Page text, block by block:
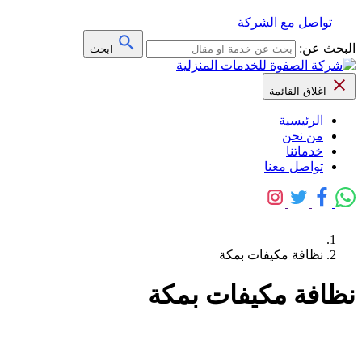
تواصل مع الشركة
البحث عن:
ابحث
اغلاق القائمة
الرئيسية
من نحن
خدماتنا
تواصل معنا
نظافة مكيفات بمكة
نظافة مكيفات بمكة